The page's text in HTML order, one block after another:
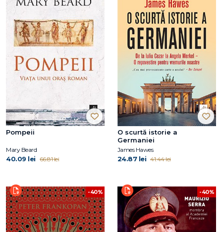
Pompeii
Mary Beard
40.09 lei 66.81 lei
O scurtă istorie a
Germaniei
James Hawes
24.87 lei 41.44 lei
-40% -40%